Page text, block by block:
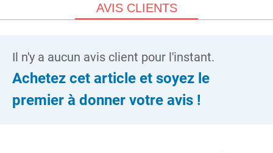
AVIS CLIENTS
Il n'y a aucun avis client pour l'instant.
Achetez cet article et soyez le
premier à donner votre avis !